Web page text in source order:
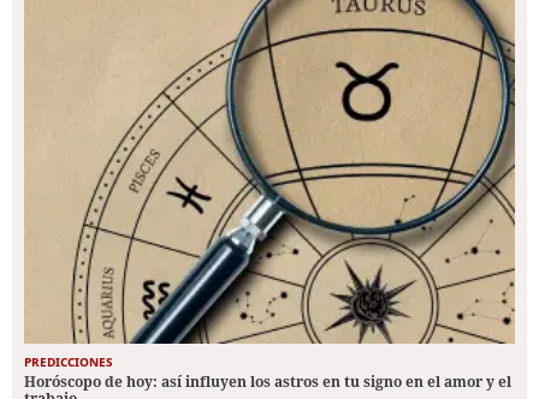
PREDICCIONES
Horóscopo de hoy: así influyen los astros en tu signo en el amor y el